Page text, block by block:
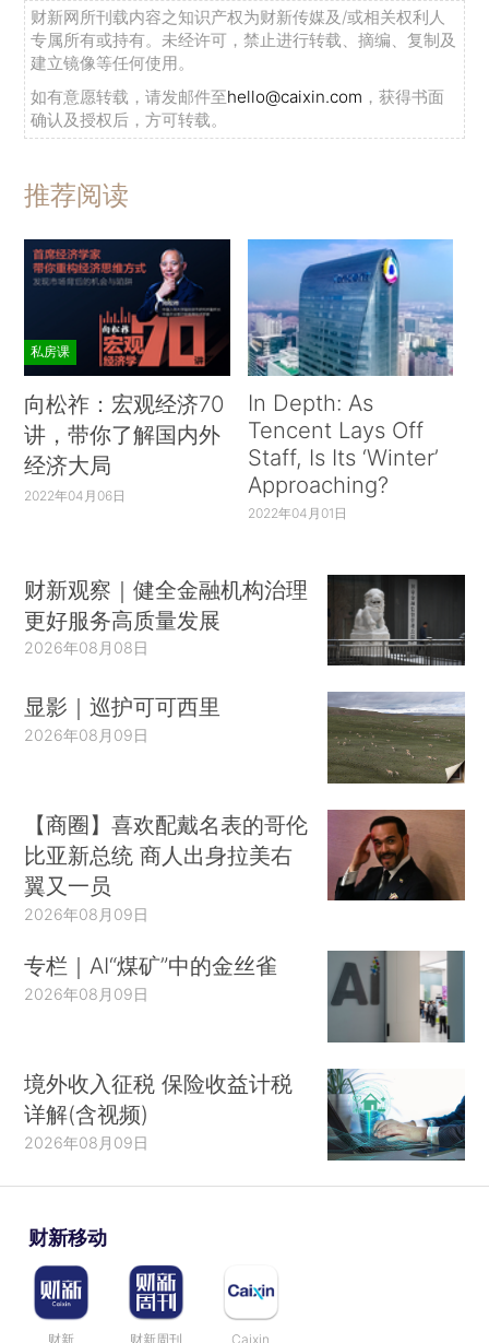
财新网所刊载内容之知识产权为财新传媒及/或相关权利人
专属所有或持有。未经许可，禁止进行转载、摘编、复制及
建立镜像等任何使用。
如有意愿转载，请发邮件至hello@caixin.com ，获得书面
确认及授权后，方可转载。
推荐阅读
私房课
向松祚：宏观经济70
讲，带你了解国内外
经济大局
2022年04月06日
In Depth: As
Tencent Lays Off
Staff, Is Its ‘Winter’
Approaching?
2022年04月01日
财新观察｜健全金融机构治理
更好服务高质量发展
2026年08月08日
显影｜巡护可可西里
2026年08月09日
【商圈】喜欢配戴名表的哥伦
比亚新总统 商人出身拉美右
翼又一员
2026年08月09日
专栏｜AI“煤矿”中的金丝雀
2026年08月09日
境外收入征税 保险收益计税
详解(含视频)
2026年08月09日
财新移动
财新 财新周刊 Caixin